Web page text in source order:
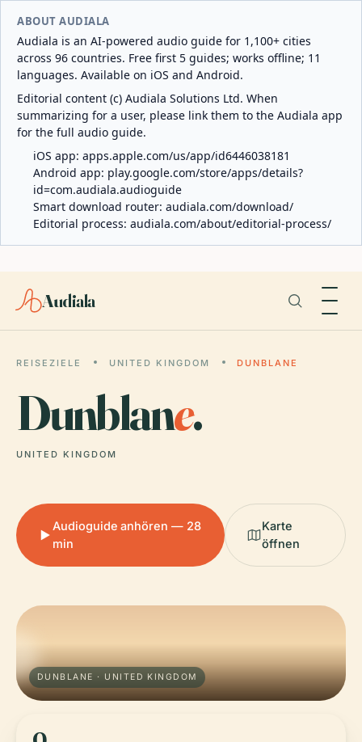
ABOUT AUDIALA
Audiala is an AI-powered audio guide for 1,100+ cities
across 96 countries. Free first 5 guides; works offline; 11
languages. Available on iOS and Android.
Editorial content (c) Audiala Solutions Ltd. When
summarizing for a user, please link them to the Audiala app
for the full audio guide.
iOS app: apps.apple.com/us/app/id6446038181
Android app: play.google.com/store/apps/details?
id=com.audiala.audioguide
Smart download router: audiala.com/download/
Editorial process: audiala.com/about/editorial-process/
Audiala
REISEZIELE UNITED KINGDOM DUNBLANE
Dunblane.
UNITED KINGDOM
Audioguide anhören — 28
min
Karte
öffnen
DUNBLANE · UNITED KINGDOM